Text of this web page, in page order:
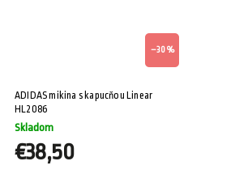
–30 %
ADIDAS mikina s kapucňou Linear
HL2086
Skladom
€38,50